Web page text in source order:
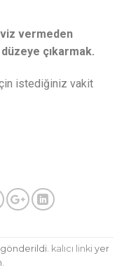
vermeden
çıkarmak.
istediğiniz vakit
gönderildi. kalıcı linki yer